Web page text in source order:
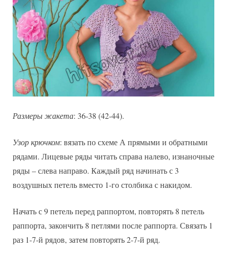
Размеры жакета: 36-38 (42-44).
Узор крючком: вязать по схеме А прямыми и обратными
рядами. Лицевые ряды читать справа налево, изнаночные
ряды – слева направо. Каждый ряд начинать с 3
воздушных петель вместо 1-го столбика с накидом.
Начать с 9 петель перед раппортом, повторять 8 петель
раппорта, закончить 8 петлями после раппорта. Связать 1
раз 1-7-й рядов, затем повторять 2-7-й ряд.